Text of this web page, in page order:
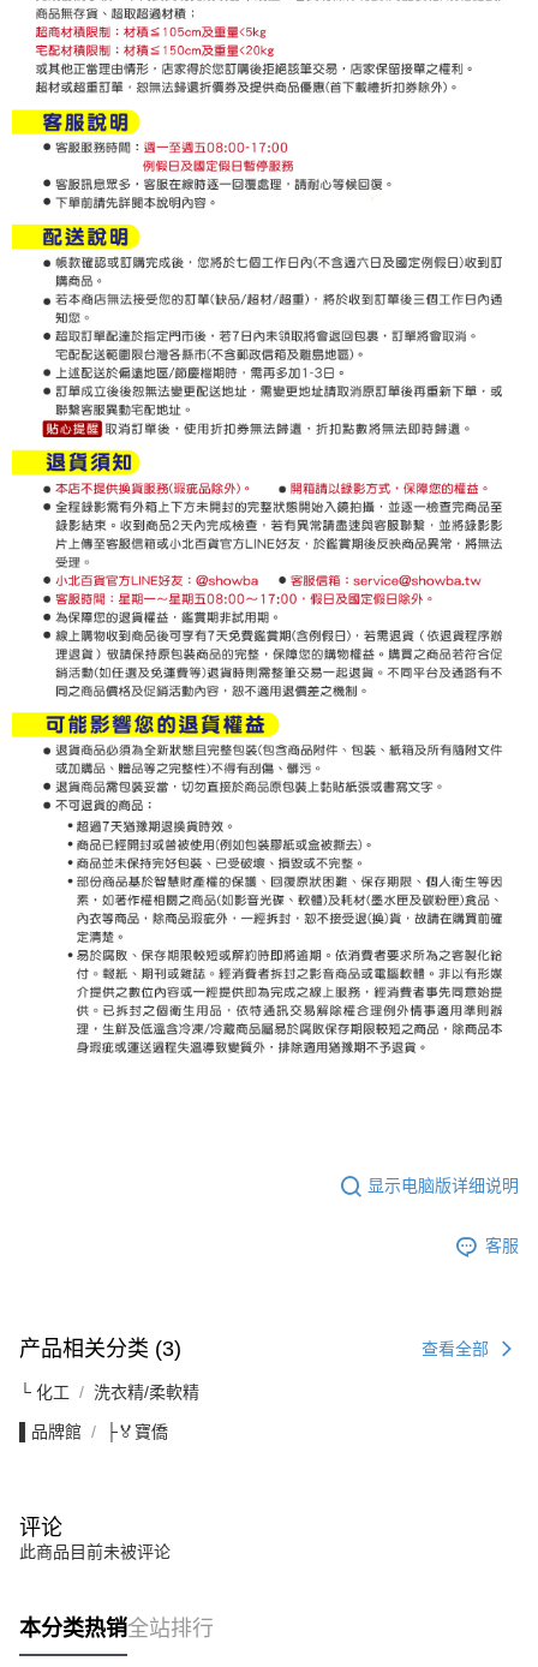
显示电脑版详细说明
客服
产品相关分类 (3) 查看全部
└ 化工 洗衣精/柔軟精
▌品牌館 ├🏅寶僑
评论
此商品目前未被评论
本分类热销全站排行